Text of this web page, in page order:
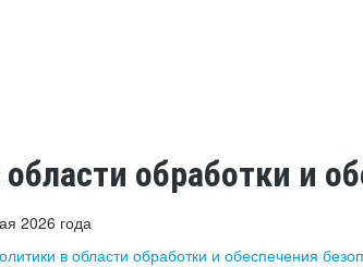
обработки и
2026 года
в области обработки и обеспечения